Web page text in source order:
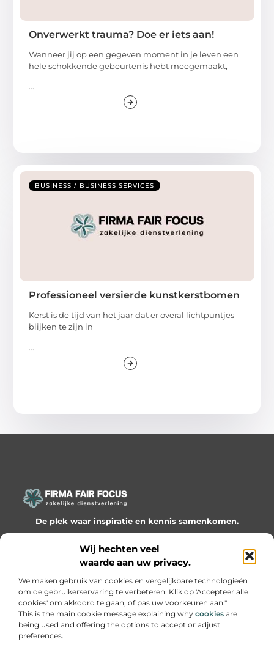
Wij hechten veel
waarde aan uw privacy.
We maken gebruik van cookies en vergelijkbare technologieën
om de gebruikerservaring te verbeteren. Klik op 'Accepteer alle
cookies' om akkoord te gaan, of pas uw voorkeuren aan."
This is the main cookie message explaining why cookies are
being used and offering the options to accept or adjust
preferences.
Onverwerkt trauma? Doe er iets aan!
Wanneer jij op een gegeven moment in je leven een
hele schokkende gebeurtenis hebt meegemaakt,
...
BUSINESS / BUSINESS SERVICES
Professioneel versierde kunstkerstbomen
Kerst is de tijd van het jaar dat er overal lichtpuntjes
blijken te zijn in
...
De plek waar inspiratie en kennis samenkomen.
Ontdek onze blogs en artikelen en laat je verrassen door
waardevolle inzichten en nieuwe ideeën!
Bericht categorie
Onze informatie